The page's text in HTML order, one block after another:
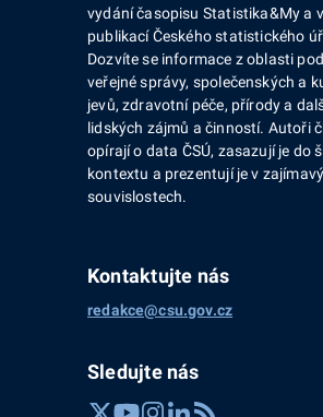
vydání časopisu Statistika&My a
publikací Českého statistického
Dozvíte se informace z oblasti
veřejné správy, společenských a
jevů, zdravotní péče, přírody a
lidských zájmů a činností. Autoři
opírají o data ČSÚ, zasazují je do
kontextu a prezentují je v
souvislostech.
Kontaktujte nás
redakce@csu.gov.cz
Sledujte nás